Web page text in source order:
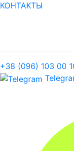
КОНТАКТЫ
+38 (096) 103 00